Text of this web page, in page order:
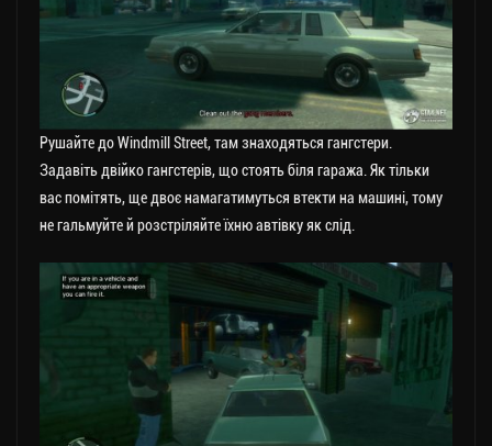
Рушайте до Windmill Street, там знаходяться гангстери.
Задавіть двійко гангстерів, що стоять біля гаража. Як тільки
вас помітять, ще двоє намагатимуться втекти на машині, тому
не гальмуйте й розстріляйте їхню автівку як слід.